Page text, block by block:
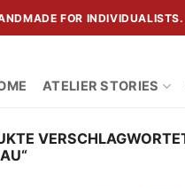
FOR INDIVIDUALISTS.
ATELIER STORIES